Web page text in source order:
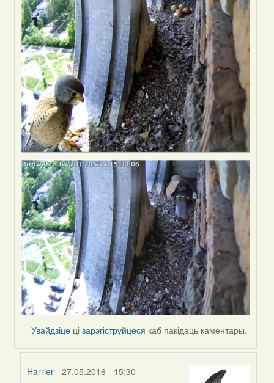
Увайдзіце цізарэгіструйцеся каб пакідаць каментары.
Harrier - 27.05.2016 - 15:30